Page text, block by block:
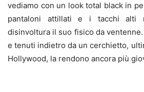
vediamo con un look total black in
pantaloni attillati e i tacchi alti
disinvoltura il suo fisico da
e tenuti indietro da un cerchietto,
Hollywood, la rendono ancora più